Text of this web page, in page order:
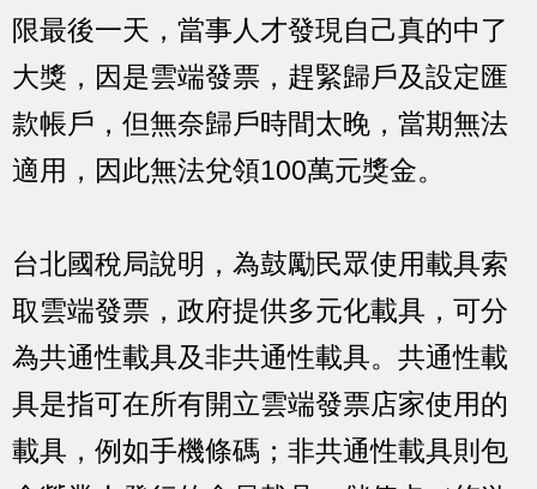
限最後一天，當事人才發現自己真的中了
大獎，因是雲端發票，趕緊歸戶及設定匯
款帳戶，但無奈歸戶時間太晚，當期無法
適用，因此無法兌領100萬元獎金。
台北國稅局說明，為鼓勵民眾使用載具索
取雲端發票，政府提供多元化載具，可分
為共通性載具及非共通性載具。共通性載
具是指可在所有開立雲端發票店家使用的
載具，例如手機條碼；非共通性載具則包